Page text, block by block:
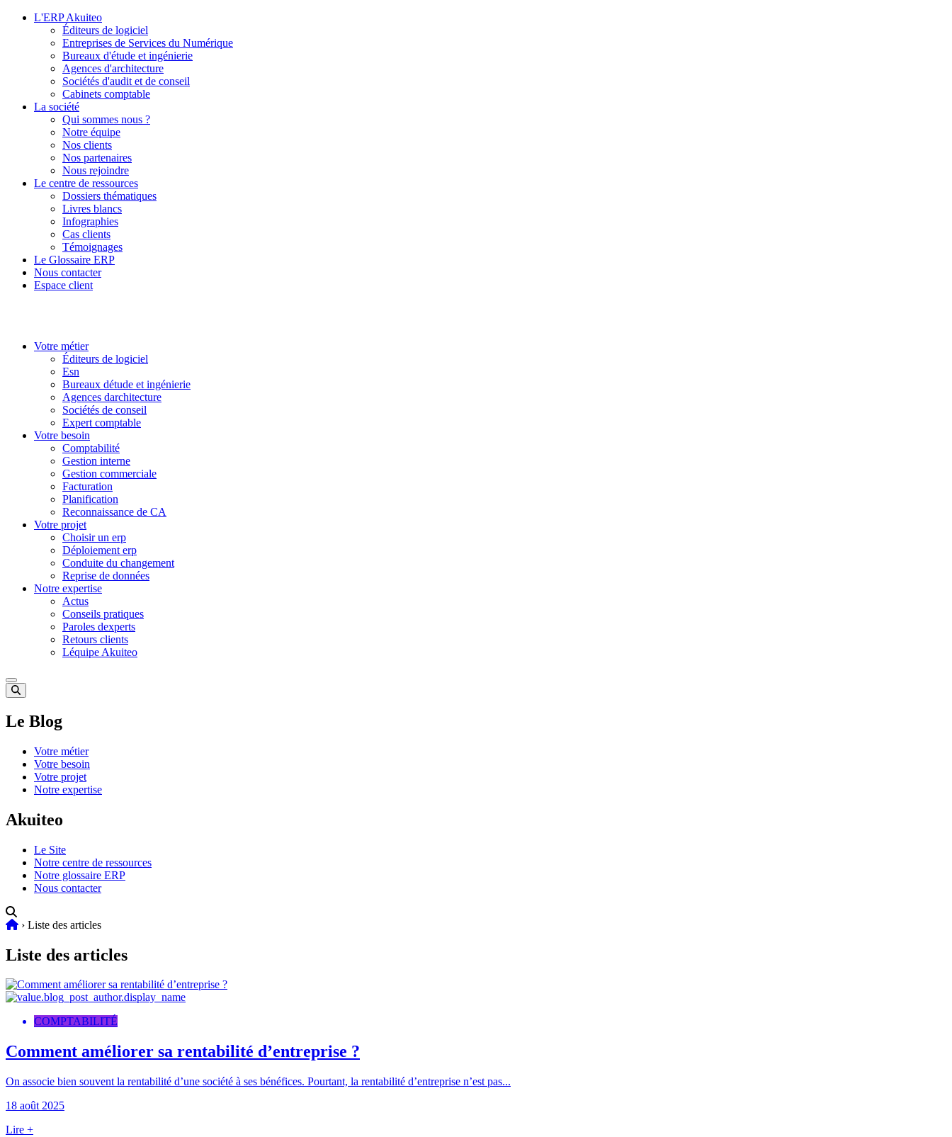
L'ERP Akuiteo
Éditeurs de logiciel
Entreprises de Services du Numérique
Bureaux d'étude et ingénierie
Agences d'architecture
Sociétés d'audit et de conseil
Cabinets comptable
La société
Qui sommes nous ?
Notre équipe
Nos clients
Nos partenaires
Nous rejoindre
Le centre de ressources
Dossiers thématiques
Livres blancs
Infographies
Cas clients
Témoignages
Le Glossaire ERP
Nous contacter
Espace client
Votre métier
Éditeurs de logiciel
Esn
Bureaux détude et ingénierie
Agences darchitecture
Sociétés de conseil
Expert comptable
Votre besoin
Comptabilité
Gestion interne
Gestion commerciale
Facturation
Planification
Reconnaissance de CA
Votre projet
Choisir un erp
Déploiement erp
Conduite du changement
Reprise de données
Notre expertise
Actus
Conseils pratiques
Paroles dexperts
Retours clients
Léquipe Akuiteo
Le Blog
Votre métier
Votre besoin
Votre projet
Notre expertise
Akuiteo
Le Site
Notre centre de ressources
Notre glossaire ERP
Nous contacter
› Liste des articles
Liste des articles
COMPTABILITÉ
Comment améliorer sa rentabilité d’entreprise ?
On associe bien souvent la rentabilité d’une société à ses bénéfices. Pourtant, la rentabilité d’entreprise n’est pas...
18 août 2025
Lire +